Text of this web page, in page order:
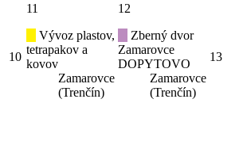
10
11
Vývoz plastov,
tetrapakov a
kovov
Zamarovce
(Trenčín)
12
Zberný dvor
Zamarovce
DOPYTOVO
Zamarovce
(Trenčín)
13